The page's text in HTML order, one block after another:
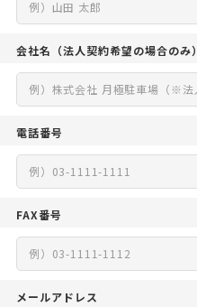
会社名 （法人契約希望の場合のみ）
電話番号
FAX番号
メールアドレス